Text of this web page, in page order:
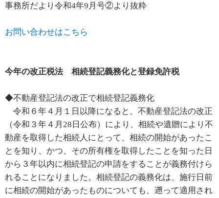
事務所だより令和4年9月号②より抜粋
お問い合わせはこちら
今年の改正税法 相続登記義務化と登録免許税
◆不動産登記法の改正で相続登記義務化
令和６年４月１日以降になると、不動産登記法の改正
（令和３年４月28日公布）により、相続や遺贈により不
動産を取得した相続人にとって、相続の開始があったこ
とを知り、かつ、その所有権を取得したことを知った日
から３年以内に相続登記の申請をすることが義務付けら
れることになりました。相続登記の義務化は、施行日前
に相続の開始があったものについても、遡って適用され